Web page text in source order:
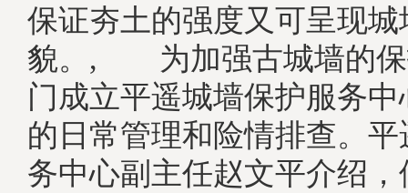
保证夯土的强度又可呈现城
貌。, 为加强古城墙的保
门成立平遥城墙保护服务
的日常管理和险情排查。
务中心副主任赵文平介绍